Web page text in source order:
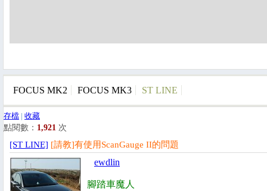
FOCUS MK2 FOCUS MK3 ST LINE
存檔 | 收藏
點閱數： 1,921 次
[ST LINE] [請教]有使用ScanGauge II的問題
ewdlin
腳踏車魔人